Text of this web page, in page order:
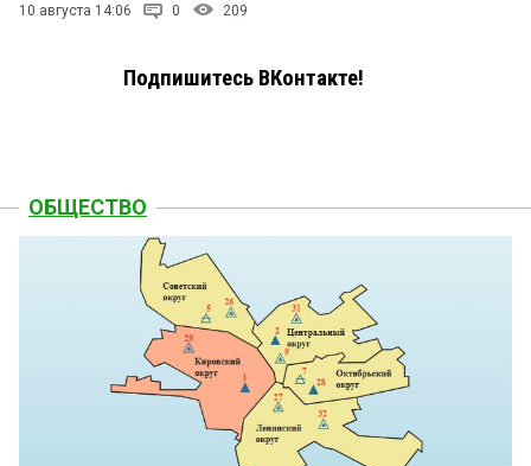
10 августа 14:06 0 209
Подпишитесь ВКонтакте!
ОБЩЕСТВО